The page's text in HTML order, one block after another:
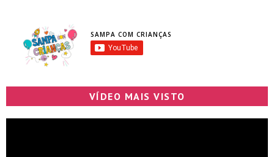
SAMPA COM CRIANÇAS
VÍDEO MAIS VISTO